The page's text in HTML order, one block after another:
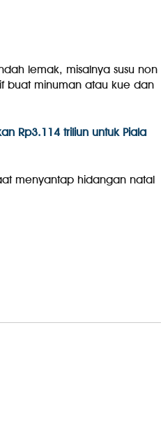
lemak, misalnya susu non
buat minuman atau kue dan
Rp3.114 triliun untuk Piala
menyantap hidangan natal